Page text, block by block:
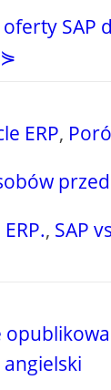
SAP
ERP,
, SAP
angielski